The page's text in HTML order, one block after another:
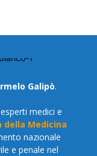
Galipò.
medici e
della Medicina
nazionale
e penale nel